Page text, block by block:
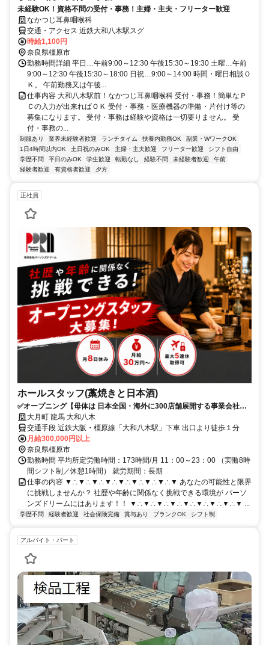
未経験OK！資格不問の受付・事務！主婦・主夫・フリーター歓迎
なかつじ耳鼻咽喉科
交通・アクセス 近鉄大和八木駅スグ
時給1,100円
奈良県橿原市
勤務時間詳細 平日…午前9:00～12:30 午後15:30～19:30 土曜…午前
9:00～12:30 午後15:30～18:00 日祝…9:00～14:00 時間・曜日相談Ｏ
Ｋ。 午前勤務又は午後...
仕事内容 大和八木駅前！なかつじ耳鼻咽喉科 受付・事務！簡単なＰ
Ｃの入力が出来ればＯＫ 受付・事務・医療機器の準備・片付け等の
募集になります。 受付・事務は経験や資格は一切要りません。 受
付・事務の...
制服あり 業界未経験者歓迎 ランチタイム 扶養内勤務OK
副業・WワークOK
1日4時間以内OK
土日祝のみOK 主婦・主夫歓迎 フリーター歓迎
シフト自由
学歴不問
平日のみOK 学生歓迎 転勤なし 経験不問 未経験者歓迎
午前
経験者歓迎
有資格者歓迎 夕方
正社員
ホールスタッフ(藁焼きと日本酒)
✅️オープニング【母体は 日本全国・海外に300店舗展開する事業会社】
✅️あなたの可能性と限界に挑戦しませんか？
大月町 龍馬 大和八木
交通手段 近鉄大阪・橿原線「大和八木駅」下車 出口より徒歩１分
月給300,000円以上
奈良県橿原市
勤務時間 平均所定労働時間：173時間/月 11：00～23：00 （実働8時
間シフト制／休憩1時間） 就労期間：長期
仕事の内容 ▼∴▼∴▼∴▼∴▼∴▼∴▼∴▼∴▼ あなたの可能性と限界
に挑戦しませんか？ 社歴や年齢に関係なく挑戦できる環境が パーソ
ンズドリームにはあります！！ ▼∴▼∴▼∴▼∴▼∴▼∴▼∴▼∴▼ ...
学歴不問 経験者歓迎 社会保険完備 賞与あり ブランクOK シフト制
アルバイト・パート